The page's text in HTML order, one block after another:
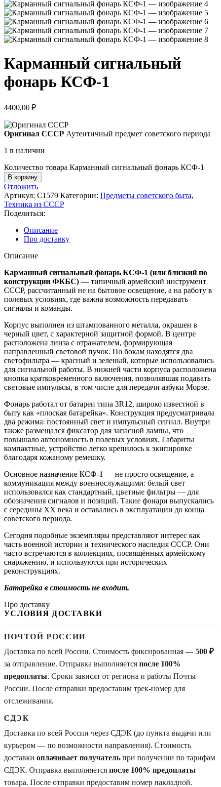
Карманный сигнальный
фонарь КСФ-1
4400,00 ₽
Оригинал СССР Аутентичный предмет советского периода
1 в наличии
Количество товара Карманный сигнальный фонарь КСФ-1
В корзину
Отложить
Артикул: С1579 Категории: Предметы советского быта,
Техника из СССР
Поделиться:
Описание
Про доставку
Описание
Карманный сигнальный фонарь КСФ-1 (или близкий по
конструкции ФКБС) — типичный армейский инструмент
СССР, рассчитанный не на бытовое освещение, а на работу в
полевых условиях, где важна возможность передавать
сигналы и команды.
Корпус выполнен из штампованного металла, окрашен в
черный цвет, с характерной защитной формой. В центре
расположена линза с отражателем, формирующая
направленный световой пучок. По бокам находятся два
светофильтра — красный и зеленый, которые использовались
для сигнальной работы. В нижней части корпуса расположена
кнопка кратковременного включения, позволявшая подавать
световые импульсы, в том числе для передачи азбуки Морзе.
Фонарь работал от батареи типа 3R12, широко известной в
быту как «плоская батарейка». Конструкция предусматривала
два режима: постоянный свет и импульсный сигнал. Внутри
также размещался фиксатор для запасной лампы, что
повышало автономность в полевых условиях. Габариты
компактные, устройство легко крепилось к экипировке
благодаря кожаному ремешку.
Основное назначение КСФ-1 — не просто освещение, а
коммуникация между военнослужащими: белый свет
использовался как стандартный, цветные фильтры — для
обозначения сигналов и позиций. Такие фонари выпускались
с середины XX века и оставались в эксплуатации до конца
советского периода.
Сегодня подобные экземпляры представляют интерес как
часть военной истории и технического наследия СССР. Они
часто встречаются в коллекциях, посвящённых армейскому
снаряжению, и используются при исторических
реконструкциях.
Батарейка в стоимость не входит.
Про доставку
УСЛОВИЯ ДОСТАВКИ
ПОЧТОЙ РОССИИ
Доставка по всей России. Стоимость фиксированная — 500 ₽
за отправление. Отправка выполняется после 100%
предоплаты. Сроки зависят от региона и работы Почты
России. После отправки предоставим трек-номер для
отслеживания.
СДЭК
Доставка по всей России через СДЭК (до пункта выдачи или
курьером — по возможности направления). Стоимость
доставки оплачивает получатель при получении по тарифам
СДЭК. Отправка выполняется после 100% предоплаты
товара. После отправки предоставим номер накладной.